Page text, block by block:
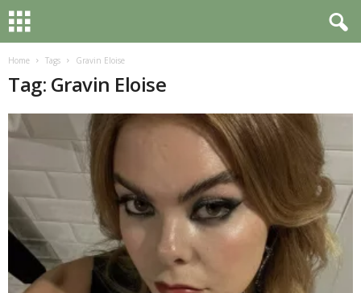
Home Tags Gravin Eloise
Tag: Gravin Eloise